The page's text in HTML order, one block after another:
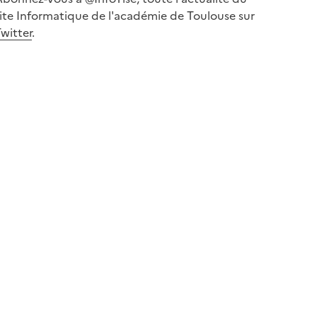
Informatique de l'académie de Toulouse sur
.